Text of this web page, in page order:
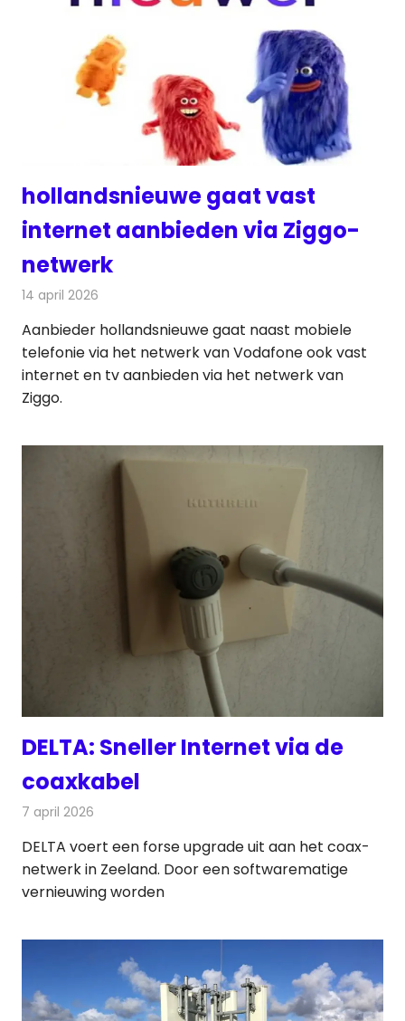
hollandsnieuwe gaat vast
internet aanbieden via Ziggo-
netwerk
14 april 2026
Aanbieder hollandsnieuwe gaat naast mobiele
telefonie via het netwerk van Vodafone ook vast
internet en tv aanbieden via het netwerk van
Ziggo.
DELTA: Sneller Internet via de
coaxkabel
7 april 2026
DELTA voert een forse upgrade uit aan het coax-
netwerk in Zeeland. Door een softwarematige
vernieuwing worden